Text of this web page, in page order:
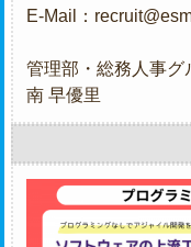
E-Mail：
管理部・総務人事グ
南 早優里